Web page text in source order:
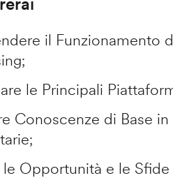
il Funzionamento
le Principali
Conoscenze di Base in
le Opportunità e le